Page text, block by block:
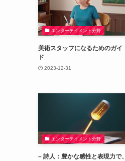
エンターテイメント分野
美術スタッフになるためのガイ
ド
2023-12-31
エンターテイメント分野
– 詩人：豊かな感性と表現力で、